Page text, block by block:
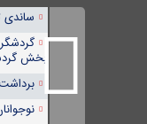
ساندی
بخش